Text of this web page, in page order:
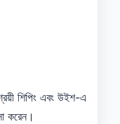
শিপিং এবং উইশ-এ
করেন।